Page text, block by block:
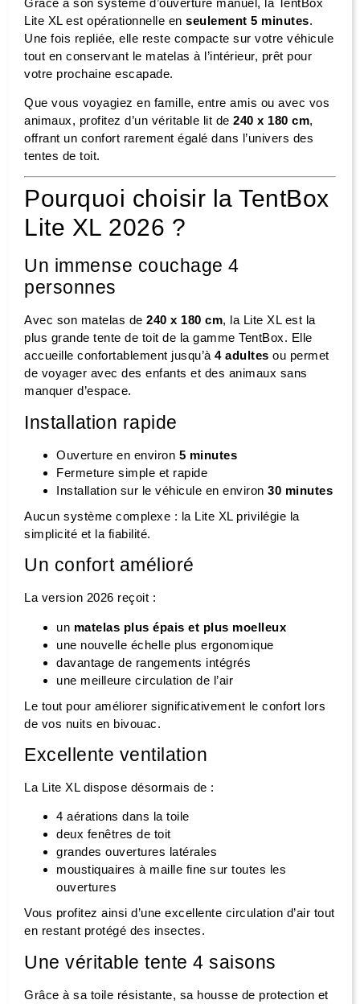
Lite XL est opérationnelle en seulement 5 minutes.
Une fois repliée, elle reste compacte sur votre véhicule
tout en conservant le matelas à l’intérieur, prêt pour
votre prochaine escapade.
Que vous voyagiez en famille, entre amis ou avec vos
animaux, profitez d’un véritable lit de 240 x 180 cm,
offrant un confort rarement égalé dans l’univers des
tentes de toit.
Pourquoi choisir la TentBox
Lite XL 2026 ?
Un immense couchage 4
personnes
Avec son matelas de 240 x 180 cm, la Lite XL est la
plus grande tente de toit de la gamme TentBox. Elle
accueille confortablement jusqu’à 4 adultes ou permet
de voyager avec des enfants et des animaux sans
manquer d’espace.
Installation rapide
Ouverture en environ 5 minutes
Fermeture simple et rapide
Installation sur le véhicule en environ 30 minutes
Aucun système complexe : la Lite XL privilégie la
simplicité et la fiabilité.
Un confort amélioré
La version 2026 reçoit :
un matelas plus épais et plus moelleux
une nouvelle échelle plus ergonomique
davantage de rangements intégrés
une meilleure circulation de l’air
Le tout pour améliorer significativement le confort lors
de vos nuits en bivouac.
Excellente ventilation
La Lite XL dispose désormais de :
4 aérations dans la toile
deux fenêtres de toit
grandes ouvertures latérales
moustiquaires à maille fine sur toutes les
ouvertures
Vous profitez ainsi d’une excellente circulation d’air tout
en restant protégé des insectes.
Une véritable tente 4 saisons
Grâce à sa toile résistante, sa housse de protection et